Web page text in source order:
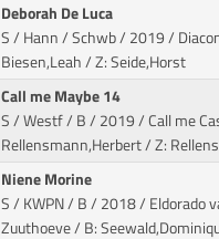
Deborah De Luca
S / Hann / Schwb / 2019 /
Biesen,Leah / Z: Seide,Horst
Call me Maybe 14
S / Westf / B / 2019 / Call me
Rellensmann,Herbert / Z:
Niene Morine
S / KWPN / B / 2018 / Eldorado
Zuuthoeve/ B: